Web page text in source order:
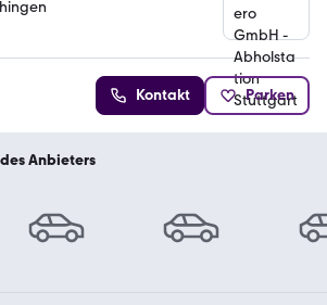
Kontakt Parken
Anbieters